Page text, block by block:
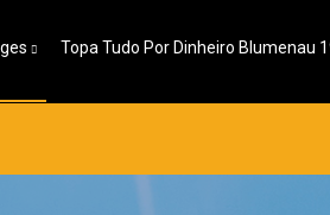
Topa Tudo Por Dinheiro Blumenau